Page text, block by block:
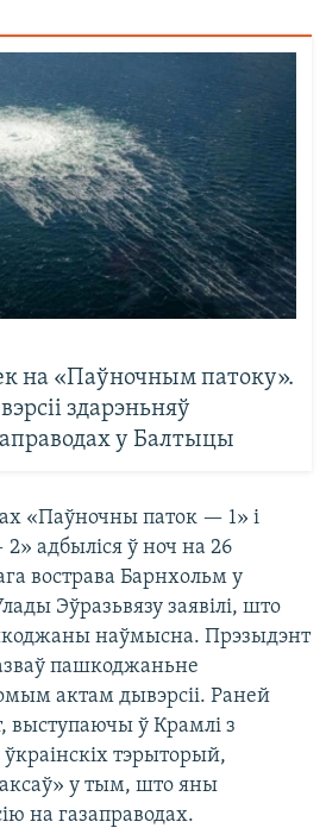
на «Паўночным патоку».
здарэньняў
у Балтыцы
«Паўночны паток — 1» і
адбыліся ў ноч на 26
вострава Барнхольм у
Эўразьвязу заявілі, што
наўмысна. Прэзыдэнт
пашкоджаньне
актам дывэрсіі. Раней
выступаючы ў Крамлі з
тэрыторый,
у тым, што яны
на газаправодах.